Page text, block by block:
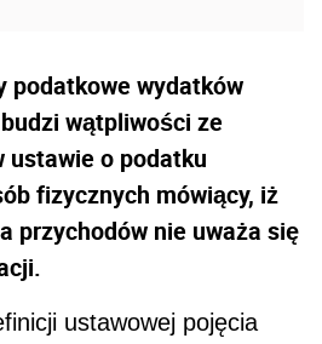
podatkowe wydatków
wątpliwości ze
ustawie o podatku
fizycznych mówiący, iż
przychodów nie uważa się
ustawowej pojęcia